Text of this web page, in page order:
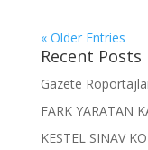
« Older Entries
Recent Posts
Gazete
FARK YARATAN
KESTEL SINAV